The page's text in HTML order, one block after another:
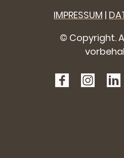
IMPRESSUM |
© Copyright.